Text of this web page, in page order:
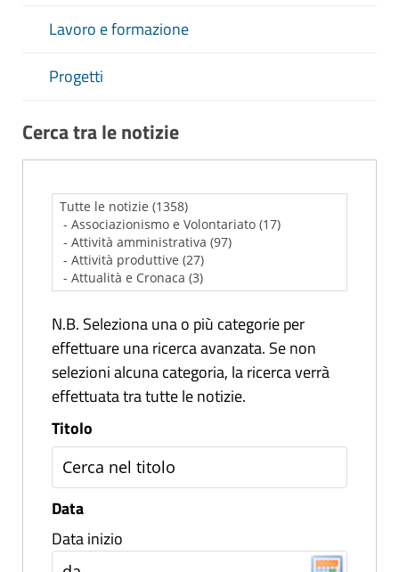
Lavoro e formazione
Progetti
Cerca tra le notizie
N.B. Seleziona una o più categorie per
effettuare una ricerca avanzata. Se non
selezioni alcuna categoria, la ricerca verrà
effettuata tra tutte le notizie.
Titolo
Data
Data inizio